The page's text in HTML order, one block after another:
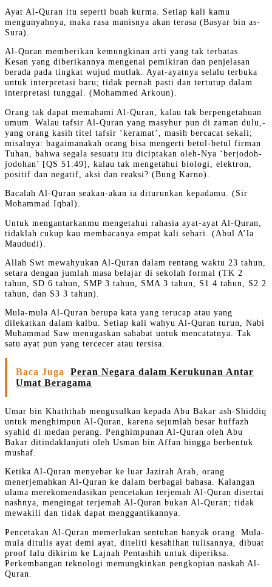
Ayat Al-Quran itu seperti buah kurma. Setiap kali kamu
mengunyahnya, maka rasa manisnya akan terasa (Basyar bin as-
Sura).
Al-Quran memberikan kemungkinan arti yang tak terbatas.
Kesan yang diberikannya mengenai pemikiran dan penjelasan
berada pada tingkat wujud mutlak. Ayat-ayatnya selalu terbuka
untuk interpretasi baru; tidak pernah pasti dan tertutup dalam
interpretasi tunggal. (Mohammed Arkoun).
Orang tak dapat memahami Al-Quran, kalau tak berpengetahuan
umum. Walau tafsir Al-Quran yang masyhur pun di zaman dulu,-
yang orang kasih titel tafsir ‘keramat’, masih bercacat sekali;
misalnya: bagaimanakah orang bisa mengerti betul-betul firman
Tuhan, bahwa segala sesuatu itu diciptakan oleh-Nya ‘berjodoh-
jodohan’ [QS 51:49], kalau tak mengetahui biologi, elektron,
positif dan negatif, aksi dan reaksi? (Bung Karno).
Bacalah Al-Quran seakan-akan ia diturunkan kepadamu. (Sir
Mohammad Iqbal).
Untuk mengantarkanmu mengetahui rahasia ayat-ayat Al-Quran,
tidaklah cukup kau membacanya empat kali sehari. (Abul A’la
Maududi).
Allah Swt mewahyukan Al-Quran dalam rentang waktu 23 tahun,
setara dengan jumlah masa belajar di sekolah formal (TK 2
tahun, SD 6 tahun, SMP 3 tahun, SMA 3 tahun, S1 4 tahun, S2 2
tahun, dan S3 3 tahun).
Mula-mula Al-Quran berupa kata yang terucap atau yang
dilekatkan dalam kalbu. Setiap kali wahyu Al-Quran turun, Nabi
Muhammad Saw menugaskan sahabat untuk mencatatnya. Tak
satu ayat pun yang tercecer atau tersisa.
Baca Juga
Peran Negara dalam Kerukunan Antar
Umat Beragama
Umar bin Khaththab mengusulkan kepada Abu Bakar ash-Shiddiq
untuk menghimpun Al-Quran, karena sejumlah besar huffazh
syahid di medan perang. Penghimpunan Al-Quran oleh Abu
Bakar ditindaklanjuti oleh Usman bin Affan hingga berbentuk
mushaf.
Ketika Al-Quran menyebar ke luar Jazirah Arab, orang
menerjemahkan Al-Quran ke dalam berbagai bahasa. Kalangan
ulama merekomendasikan pencetakan terjemah Al-Quran disertai
nashnya, mengingat terjemah Al-Quran bukan Al-Quran; tidak
mewakili dan tidak dapat menggantikannya.
Pencetakan Al-Quran memerlukan sentuhan banyak orang. Mula-
mula ditulis ayat demi ayat, diteliti kesahihan tulisannya, dibuat
proof lalu dikirim ke Lajnah Pentashih untuk diperiksa.
Perkembangan teknologi memungkinkan pengkopian naskah Al-
Quran.